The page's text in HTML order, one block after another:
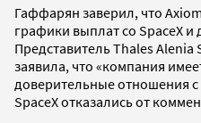
Гаффарян заверил, что
графики выплат со SpaceX
Представитель Thales Alenia
заявила, что «компания
доверительные отношения с
SpaceX отказались от